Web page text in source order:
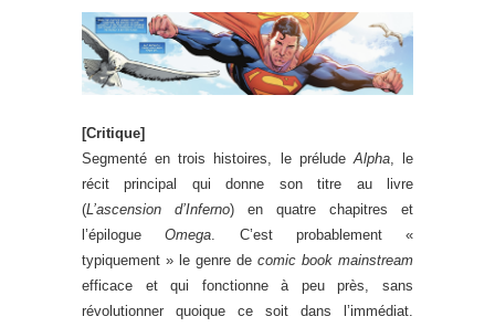
[Critique]
Segmenté en trois histoires, le préludeAlpha, le
récit principal qui donne son titre au livre
(L’ascension d’Inferno) en quatre chapitres et
l’épilogueOmega. C’est probablement «
typiquement » le genre de comic book mainstream
efficace et qui fonctionne à peu près, sans
révolutionner quoique ce soit dans l’immédiat.